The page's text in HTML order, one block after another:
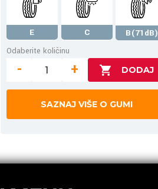
E C
B(71dB)
Odaberite količinu
- +
SAZNAJ VIŠE O GUMI